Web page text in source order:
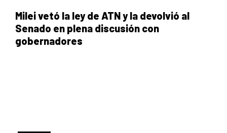
Milei vetó la ley de ATN y la devolvió al
Senado en plena discusión con
gobernadores